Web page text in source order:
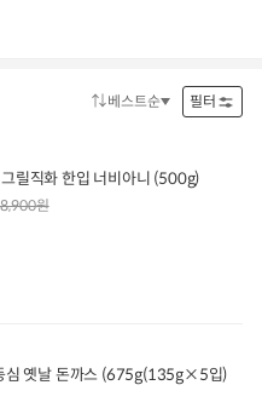
정베스트순 필터
릴직화 한입 너비아니 (500g)
원